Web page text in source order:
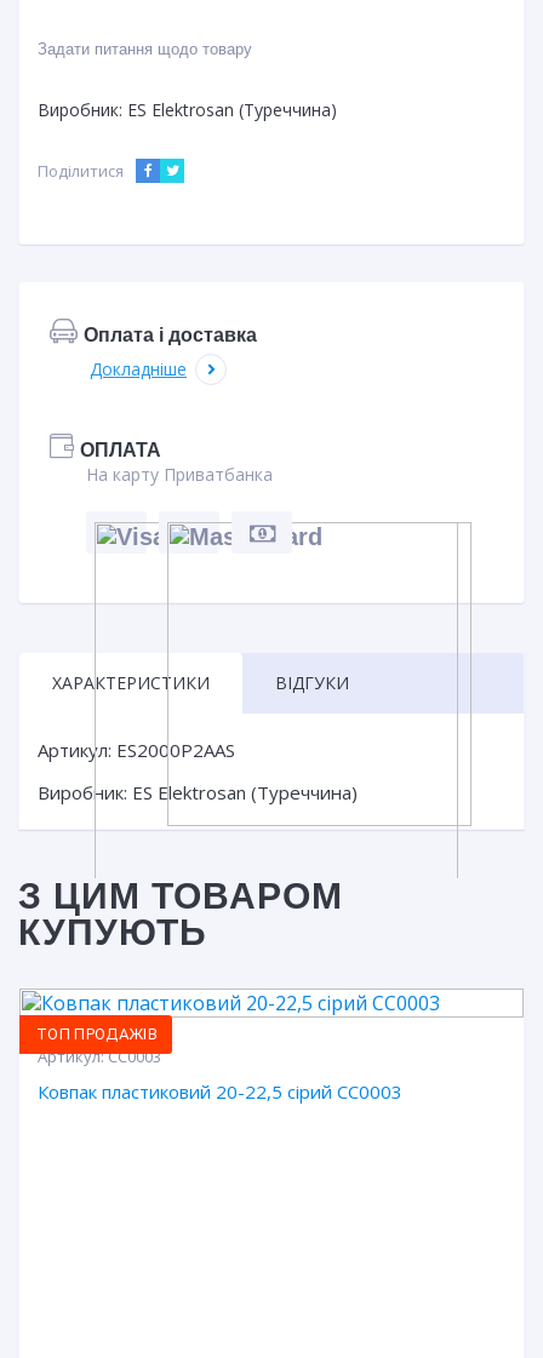
Задати питання щодо товару
Виробник: ES Elektrosan (Туреччина)
Поділитися
Оплата і доставка
Докладніше
ОПЛАТА
На карту Приватбанка
ХАРАКТЕРИСТИКИ ВІДГУКИ
Артикул: ES2000P2AAS
Виробник: ES Elektrosan (Туреччина)
З ЦИМ ТОВАРОМ
КУПУЮТЬ
ТОП ПРОДАЖІВ
Артикул:CC0003
Ковпак пластиковий 20-22,5 сірий CC0003